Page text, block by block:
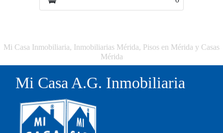
Mi Casa Inmobiliaria, Inmobiliarias Mérida, Pisos en Mérida y Casas
Mérida
Mi Casa A.G. Inmobiliaria